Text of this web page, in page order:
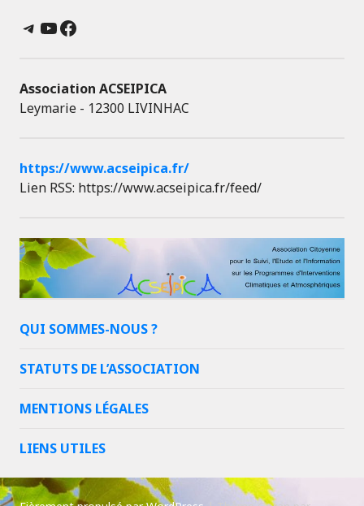
Telegram
YouTube
Facebook
Association ACSEIPICA
Leymarie - 12300 LIVINHAC
https://www.acseipica.fr/
Lien RSS: https://www.acseipica.fr/feed/
QUI SOMMES-NOUS ?
STATUTS DE L’ASSOCIATION
MENTIONS LÉGALES
LIENS UTILES